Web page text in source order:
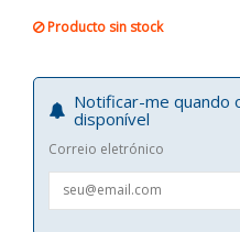
Producto sin stock
Notificar-me quando
disponível
Correio eletrónico